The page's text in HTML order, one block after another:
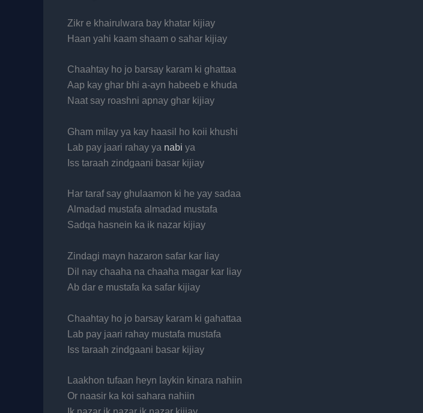
Zikr e khairulwara bay khatar kijiay
Haan yahi kaam shaam o sahar kijiay
Chaahtay ho jo barsay karam ki ghattaa
Aap kay ghar bhi a-ayn habeeb e khuda
Naat say roashni apnay ghar kijiay
Gham milay ya kay haasil ho koii khushi
Lab pay jaari rahay ya nabi ya
Iss taraah zindgaani basar kijiay
Har taraf say ghulaamon ki he yay sadaa
Almadad mustafa almadad mustafa
Sadqa hasnein ka ik nazar kijiay
Zindagi mayn hazaron safar kar liay
Dil nay chaaha na chaaha magar kar liay
Ab dar e mustafa ka safar kijiay
Chaahtay ho jo barsay karam ki gahattaa
Lab pay jaari rahay mustafa mustafa
Iss taraah zindgaani basar kijiay
Laakhon tufaan heyn laykin kinara nahiin
Or naasir ka koi sahara nahiin